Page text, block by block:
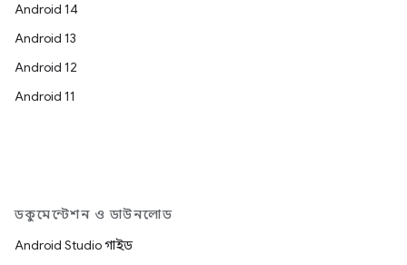
Android 14
Android 13
Android 12
Android 11
ডকুমেন্টেশন ও ডাউনলোড
Android Studio গাইড